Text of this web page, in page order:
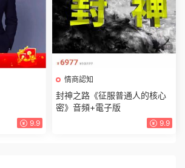
9.9
情商認知
封神之路《征服普通人的核心
密》音頻+電子版
9.9